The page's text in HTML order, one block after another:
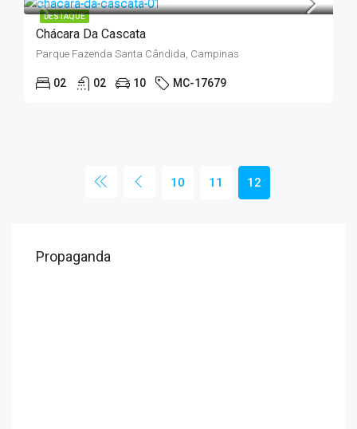
DESTAQUE
Chácara Da Cascata
Parque Fazenda Santa Cândida, Campinas
02 02 10 MC-17679
10 11 12
Propaganda